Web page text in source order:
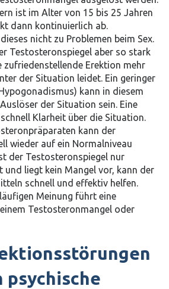
ist im Alter von 15 bis 25 Jahren
dann kontinuierlich ab.
nicht zu Problemen beim Sex.
Testosteronspiegel aber so stark
zufriedenstellende Erektion mehr
der Situation leidet. Ein geringer
kann in diesem
der Situation sein. Eine
Klarheit über die Situation.
kann der
wieder auf ein Normalniveau
der Testosteronspiegel nur
und liegt kein Mangel vor, kann der
schnell und effektiv helfen.
Meinung führt eine
Testosteronmangel oder
psychische